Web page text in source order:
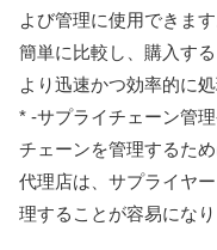
よび管理に使用できま
簡単に比較し、購入す
より迅速かつ効率的に
* -サプライチェーン管
チェーンを管理するた
代理店は、サプライヤ
理することが容易になり